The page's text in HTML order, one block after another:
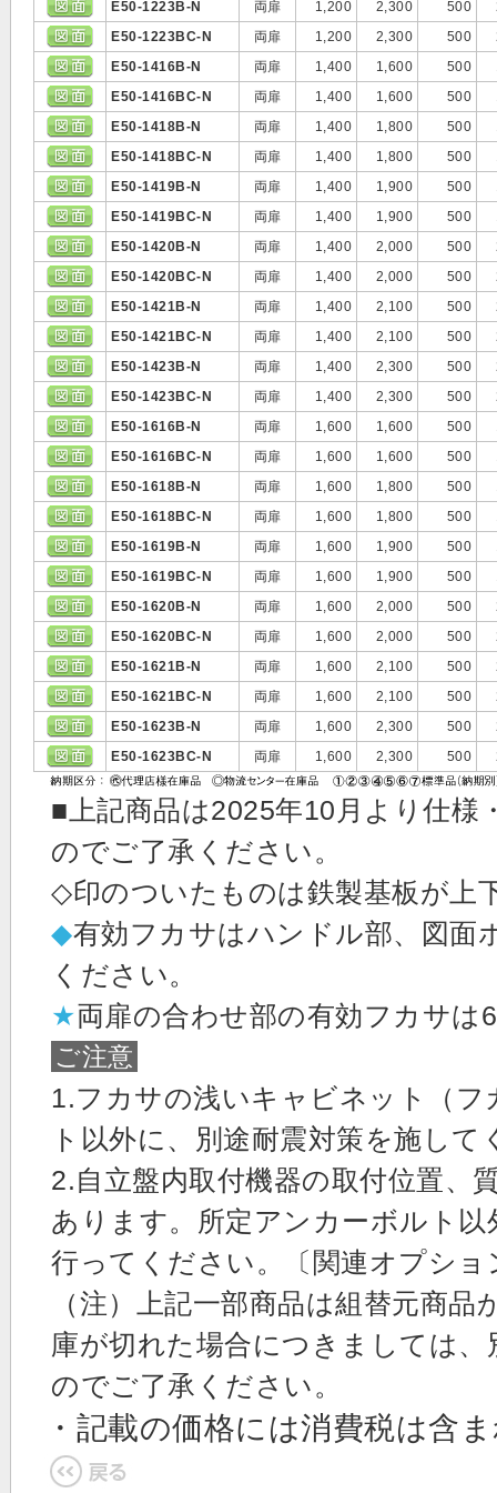
E50-1223B-N 両扉 1,200 2,300 500
E50-1223BC-N
両扉 1,200 2,300 500
E50-1416B-N
両扉 1,400 1,600 500
E50-1416BC-N
両扉 1,400 1,600 500
E50-1418B-N
両扉 1,400 1,800 500
E50-1418BC-N
両扉 1,400 1,800 500
E50-1419B-N
両扉 1,400 1,900 500
E50-1419BC-N
両扉 1,400 1,900 500
E50-1420B-N
両扉 1,400 2,000 500
E50-1420BC-N
両扉 1,400 2,000 500
E50-1421B-N
両扉 1,400 2,100 500
E50-1421BC-N
両扉 1,400 2,100 500
E50-1423B-N
両扉 1,400 2,300 500
E50-1423BC-N
両扉 1,400 2,300 500
E50-1616B-N
両扉 1,600 1,600 500
E50-1616BC-N
両扉 1,600 1,600 500
E50-1618B-N
両扉 1,600 1,800 500
E50-1618BC-N
両扉 1,600 1,800 500
E50-1619B-N
両扉 1,600 1,900 500
E50-1619BC-N
両扉 1,600 1,900 500
E50-1620B-N
両扉 1,600 2,000 500
E50-1620BC-N
両扉 1,600 2,000 500
E50-1621B-N
両扉 1,600 2,100 500
E50-1621BC-N
両扉 1,600 2,100 500
E50-1623B-N
両扉 1,600 2,300 500
E50-1623BC-N
両扉 1,600 2,300 500
■上記商品は2025年10月より仕
のでご了承ください。
◇印のついたものは鉄製基板が上
◆有効フカサはハンドル部、図面
ください。
★両扉の合わせ部の有効フカサは
ご注意
1.フカサの浅いキャビネット（
ト以外に、別途耐震対策を施して
2.自立盤内取付機器の取付位置、
あります。所定アンカーボルト
行ってください。〔関連オプシ
（注）上記一部商品は組替元商
庫が切れた場合につきましては
のでご了承ください。
・記載の価格には消費税は含